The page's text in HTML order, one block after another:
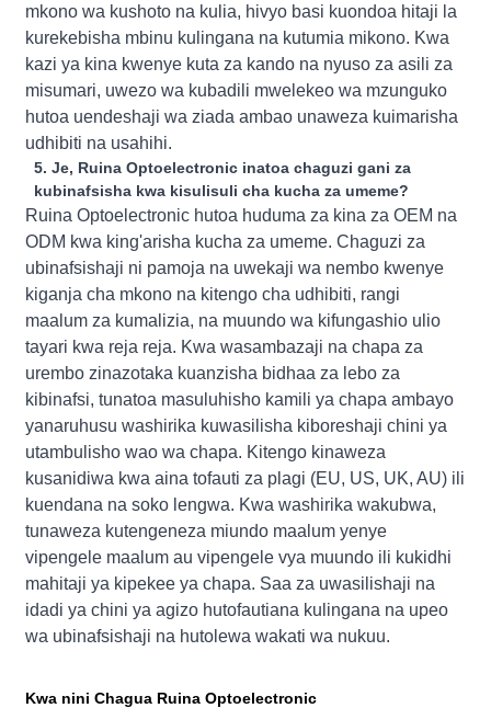
mkono wa kushoto na kulia, hivyo basi kuondoa hitaji la
kurekebisha mbinu kulingana na kutumia mikono. Kwa
kazi ya kina kwenye kuta za kando na nyuso za asili za
misumari, uwezo wa kubadili mwelekeo wa mzunguko
hutoa uendeshaji wa ziada ambao unaweza kuimarisha
udhibiti na usahihi.
5. Je, Ruina Optoelectronic inatoa chaguzi gani za
kubinafsisha kwa kisulisuli cha kucha za umeme?
Ruina Optoelectronic hutoa huduma za kina za OEM na
ODM kwa king'arisha kucha za umeme. Chaguzi za
ubinafsishaji ni pamoja na uwekaji wa nembo kwenye
kiganja cha mkono na kitengo cha udhibiti, rangi
maalum za kumalizia, na muundo wa kifungashio ulio
tayari kwa reja reja. Kwa wasambazaji na chapa za
urembo zinazotaka kuanzisha bidhaa za lebo za
kibinafsi, tunatoa masuluhisho kamili ya chapa ambayo
yanaruhusu washirika kuwasilisha kiboreshaji chini ya
utambulisho wao wa chapa. Kitengo kinaweza
kusanidiwa kwa aina tofauti za plagi (EU, US, UK, AU) ili
kuendana na soko lengwa. Kwa washirika wakubwa,
tunaweza kutengeneza miundo maalum yenye
vipengele maalum au vipengele vya muundo ili kukidhi
mahitaji ya kipekee ya chapa. Saa za uwasilishaji na
idadi ya chini ya agizo hutofautiana kulingana na upeo
wa ubinafsishaji na hutolewa wakati wa nukuu.
Kwa nini Chagua Ruina Optoelectronic